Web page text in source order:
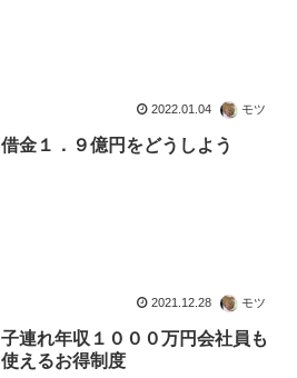
2022.01.04 モツ
借金１．９億円をどうしよう
2021.12.28 モツ
子連れ年収１０００万円会社員も
使えるお得制度